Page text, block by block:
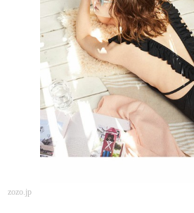
zozo.jp